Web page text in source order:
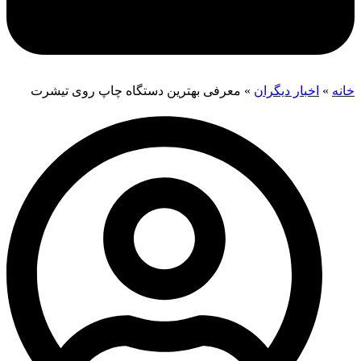
خانه » اخبار دیگران » معرفی بهترین دستگاه چاپ روی تیشرت